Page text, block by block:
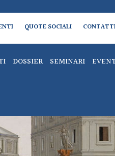
QUOTE SOCIALI
DOSSIER SEMINARI